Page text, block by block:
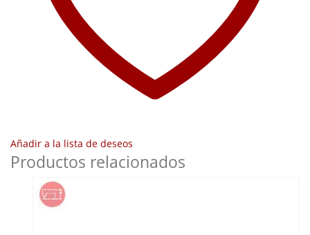
Añadir a la lista de deseos
Productos relacionados